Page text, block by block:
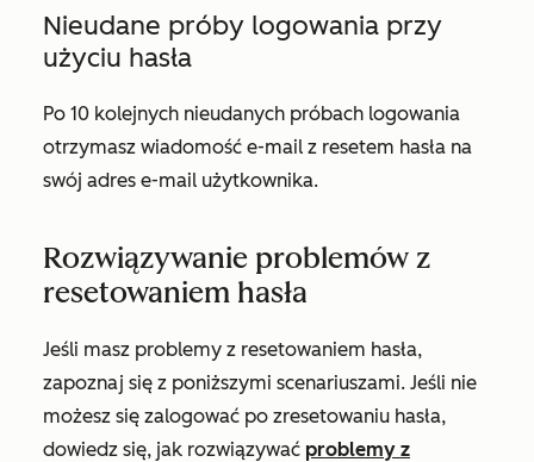
Nieudane próby logowania przy
użyciu hasła
Po 10 kolejnych nieudanych próbach logowania
otrzymasz wiadomość e-mail z resetem hasła na
swój adres e-mail użytkownika.
Rozwiązywanie problemów z
resetowaniem hasła
Jeśli masz problemy z resetowaniem hasła,
zapoznaj się z poniższymi scenariuszami. Jeśli nie
możesz się zalogować po zresetowaniu hasła,
dowiedz się, jak rozwiązywać problemy z